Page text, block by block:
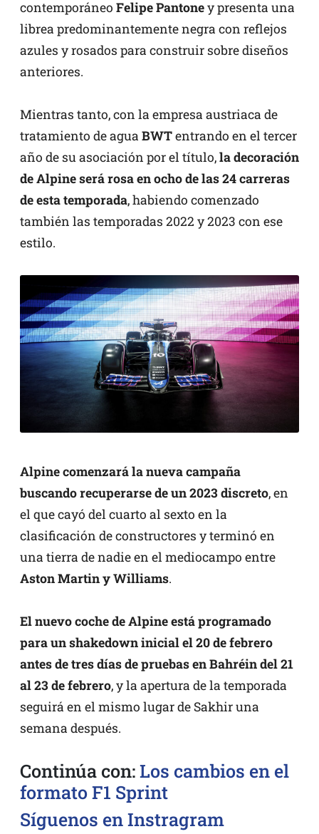
contemporáneo Felipe Pantoney presenta una
librea predominantemente negra con reflejos
azules y rosados para construir sobre diseños
anteriores.
Mientras tanto, con la empresa austriaca de
tratamiento de agua BWTentrando en el tercer
año de su asociación por el título,la decoración
de Alpine será rosa en ocho de las 24 carreras
de esta temporada, habiendo comenzado
también las temporadas 2022 y 2023 con ese
estilo.
Alpine comenzará la nueva campaña
buscando recuperarse de un 2023 discreto, en
el que cayó del cuarto al sexto en la
clasificación de constructores y terminó en
una tierra de nadie en el mediocampo entre
Aston Martin y Williams.
El nuevo coche de Alpine está programado
para un shakedown inicial el 20 de febrero
antes de tres días de pruebas en Bahréin del 21
al 23 de febrero, y la apertura de la temporada
seguirá en el mismo lugar de Sakhir una
semana después.
Continúa con:Los cambios en el
formato F1 Sprint
Síguenos en Instragram